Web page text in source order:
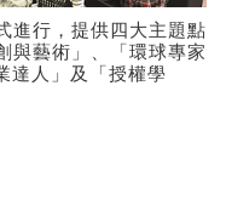
進行，提供四大主題點
與藝術」、「環球專家
達人」及「授權學